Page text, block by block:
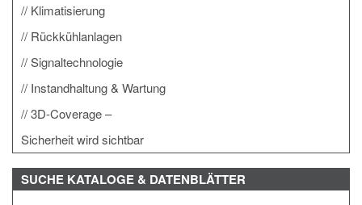
Klimatisierung
Rückkühlanlagen
Signaltechnologie
Instandhaltung & Wartung
3D-Coverage –
Sicherheit wird sichtbar
SUCHE KATALOGE & DATENBLÄTTER